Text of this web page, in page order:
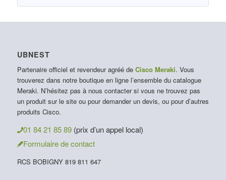
UBNEST
Partenaire officiel et revendeur agréé de Cisco Meraki. Vous
trouverez dans notre boutique en ligne l’ensemble du catalogue
Meraki. N’hésitez pas à nous contacter si vous ne trouvez pas
un produit sur le site ou pour demander un devis, ou pour d’autres
produits Cisco.
01 84 21 85 89 (prix d’un appel local)
Formulaire de contact
RCS BOBIGNY 819 811 647